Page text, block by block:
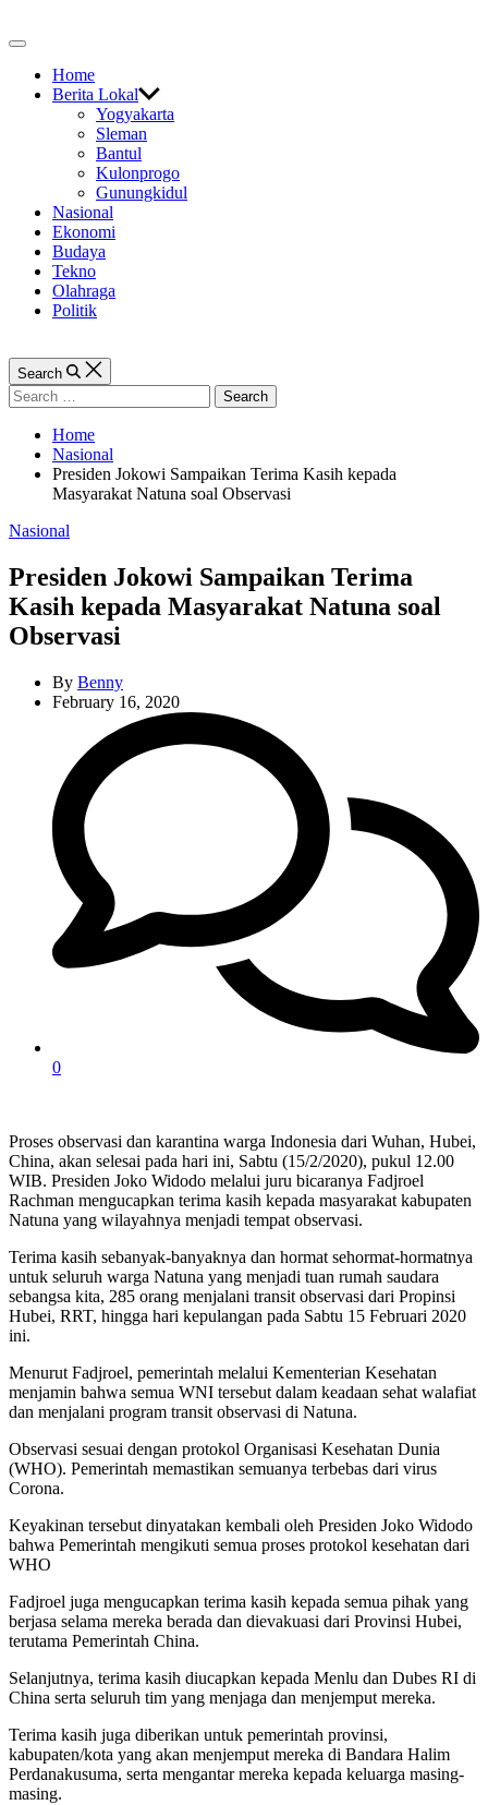
to
Off
CanvasHome
Berita Lokal
Yogyakarta
Sleman
Bantul
Kulonprogo
Gunungkidul
Nasional
Ekonomi
Budaya
Tekno
Olahraga
Politik
Search
Search
for:
Home
Nasional
Presiden Jokowi Sampaikan Terima Kasih kepada
Masyarakat Natuna soal Observasi
Categories
Nasional
Presiden Jokowi Sampaikan Terima
Kasih kepada Masyarakat Natuna soal
Observasi
By Benny
February 16, 2020
0
Proses observasi dan karantina warga Indonesia dari Wuhan, Hubei,
China, akan selesai pada hari ini, Sabtu (15/2/2020), pukul 12.00
WIB. Presiden Joko Widodo melalui juru bicaranya Fadjroel
Rachman mengucapkan terima kasih kepada masyarakat kabupaten
Natuna yang wilayahnya menjadi tempat observasi.
Terima kasih sebanyak-banyaknya dan hormat sehormat-hormatnya
untuk seluruh warga Natuna yang menjadi tuan rumah saudara
sebangsa kita, 285 orang menjalani transit observasi dari Propinsi
Hubei, RRT, hingga hari kepulangan pada Sabtu 15 Februari 2020
ini.
Menurut Fadjroel, pemerintah melalui Kementerian Kesehatan
menjamin bahwa semua WNI tersebut dalam keadaan sehat walafiat
dan menjalani program transit observasi di Natuna.
Observasi sesuai dengan protokol Organisasi Kesehatan Dunia
(WHO). Pemerintah memastikan semuanya terbebas dari virus
Corona.
Keyakinan tersebut dinyatakan kembali oleh Presiden Joko Widodo
bahwa Pemerintah mengikuti semua proses protokol kesehatan dari
WHO
Fadjroel juga mengucapkan terima kasih kepada semua pihak yang
berjasa selama mereka berada dan dievakuasi dari Provinsi Hubei,
terutama Pemerintah China.
Selanjutnya, terima kasih diucapkan kepada Menlu dan Dubes RI di
China serta seluruh tim yang menjaga dan menjemput mereka.
Terima kasih juga diberikan untuk pemerintah provinsi,
kabupaten/kota yang akan menjemput mereka di Bandara Halim
Perdanakusuma, serta mengantar mereka kepada keluarga masing-
masing.